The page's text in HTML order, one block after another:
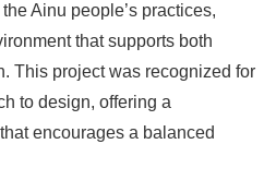
Ainu people’s practices,
that supports both
This project was recognized for
to design, offering a
encourages a balanced